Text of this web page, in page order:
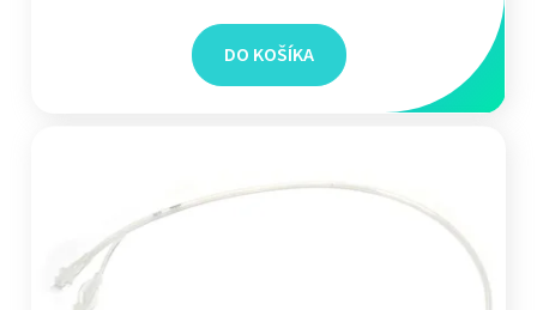
DO KOŠÍKA